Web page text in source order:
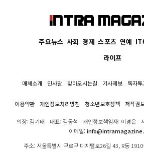
주요뉴스 사회 경제 스포츠 연예 IT
라이프
매체소개 인사말 찾아오시는길 기사제보 독자투
이용약관 개인정보처리방침 청소년보호정책 저작권
의장: 김기태 대표: 김동석 개인정보책임자: 이경은
이메일:
주소: 서울특별시 구로구 디지털로26길 43, R동